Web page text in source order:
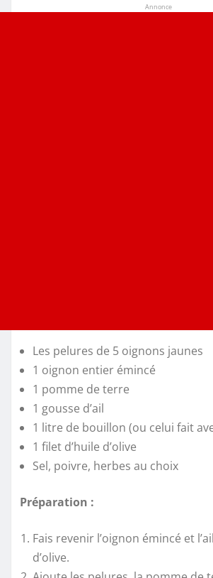
Annonce
Les pelures de 5 oignons jaunes
1 oignon entier émincé
1 pomme de terre
1 gousse d’ail
1 litre de bouillon (ou celui fait
1 filet d’huile d’olive
Sel, poivre, herbes au choix
Préparation :
Fais revenir l’oignon émincé et
d’olive.